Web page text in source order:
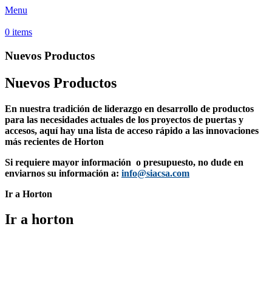
Menu
0 items
Nuevos Productos
Nuevos Productos
En nuestra tradición de liderazgo en desarrollo de productos
para las necesidades actuales de los proyectos de puertas y
accesos, aquí hay una lista de acceso rápido a las innovaciones
más recientes de Horton
Si requiere mayor información o presupuesto, no dude en
enviarnos su información a: info@siacsa.com
Ir a Horton
Ir a horton